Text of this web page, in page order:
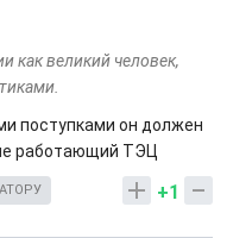
как великий человек,
поступками он должен
работающий ТЭЦ
+1